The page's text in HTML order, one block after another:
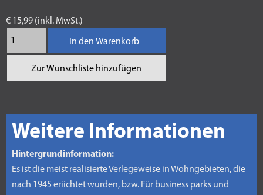
€ 15,99 (inkl. MwSt.)
In den Warenkorb
Zur Wunschliste hinzufügen
Weitere Informationen
Hintergrundinformation:
Es ist die meist realisierte Verlegeweise in Wohngebieten, die
nach 1945 eriichtet wurden, bzw. Für business parks und